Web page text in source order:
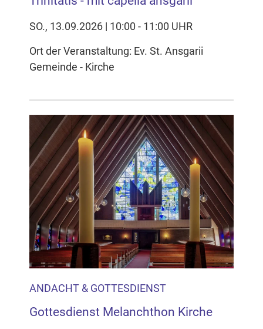
SO., 13.09.2026 | 10:00 - 11:00 UHR
Ort der Veranstaltung: Ev. St. Ansgarii
Gemeinde - Kirche
ANDACHT & GOTTESDIENST
Gottesdienst Melanchthon Kirche